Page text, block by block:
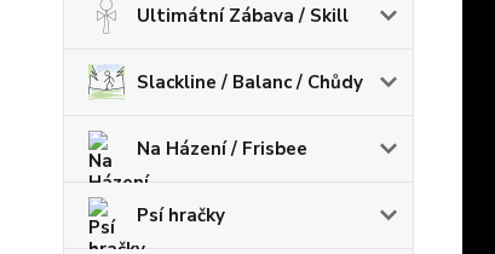
Ultimátní Zábava / Skill
Slackline / Balanc / Chůdy
Na Házení / Frisbee
Psí hračky